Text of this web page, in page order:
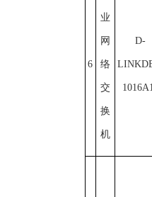
6
业
网
络
交
换
机
D-